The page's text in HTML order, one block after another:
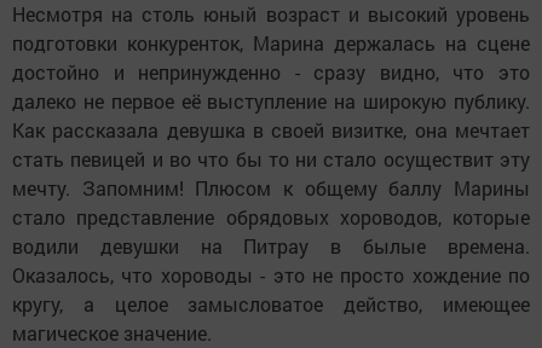
Несмотря на столь юный возраст и высокий уровень
подготовки конкуренток, Марина держалась на сцене
достойно и непринужденно - сразу видно, что это
далеко не первое её выступление на широкую публику.
Как рассказала девушка в своей визитке, она мечтает
стать певицей и во что бы то ни стало осуществит эту
мечту. Запомним! Плюсом к общему баллу Марины
стало представление обрядовых хороводов, которые
водили девушки на Питрау в былые времена.
Оказалось, что хороводы - это не просто хождение по
кругу, а целое замысловатое действо, имеющее
магическое значение.